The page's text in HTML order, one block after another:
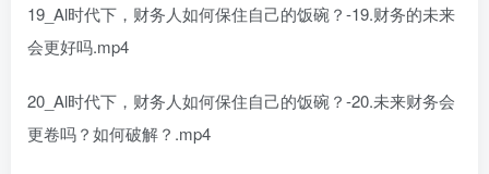
19_Al时代下，财务人如何保住自己的饭碗？-19.财务的未来
会更好吗.mp4
20_Al时代下，财务人如何保住自己的饭碗？-20.未来财务会
更卷吗？如何破解？.mp4